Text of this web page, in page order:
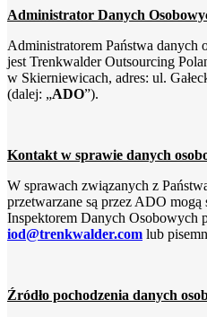
Administrator Danych
Administratorem Państwa danych
jest Trenkwalder Outsourcing
w Skierniewicach, adres: ul.
(dalej: „ADO”).
Kontakt w sprawie danych
W sprawach związanych z
przetwarzane są przez ADO
Inspektorem Danych Osobowych
iod@trenkwalder.com lub
Źródło pochodzenia danych